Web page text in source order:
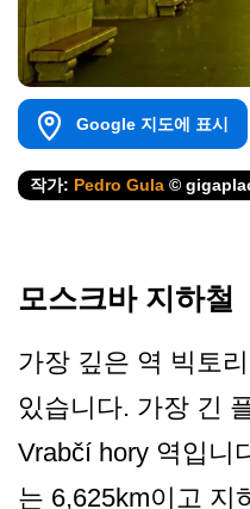
Google 지도에 표시
작가: Pedro Gula ©
모스크바 지하철
가장 깊은 역 빅토
있습니다. 가장 긴
Vrabčí hory 역입니
는 6,625km이고 지